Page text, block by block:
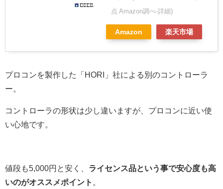
点 Amazon調べ-詳細)
Amazon 楽天市場
プロコンを製作した「HORI」社による別のコントローラ
ー。
コントローラの形状は少し違いますが、プロコンに近い使
い心地です。
値段も5,000円と安く、 ライセンス品という事で安心度も高
いのがオススメポイント 。